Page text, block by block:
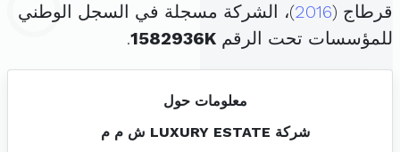
قرطاج (2016)، الشركة مسجلة في السجل الوطني
للمؤسسات تحت الرقم 1582936K
.
معلومات حول
شركة LUXURY ESTATE ش م م